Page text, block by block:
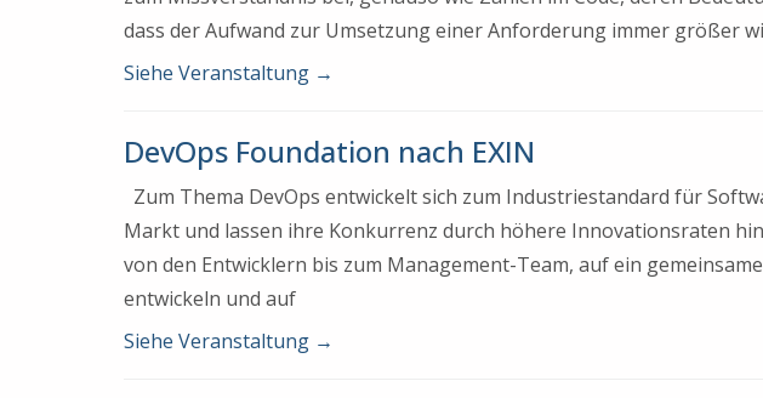
dass der Aufwand zur Umsetzung einer Anforderung immer größer
Siehe Veranstaltung →
DevOps Foundation nach EXIN
Zum Thema DevOps entwickelt sich zum Industriestandard für
Markt und lassen ihre Konkurrenz durch höhere Innovationsraten
von den Entwicklern bis zum Management-Team, auf ein
entwickeln und auf
Siehe Veranstaltung →